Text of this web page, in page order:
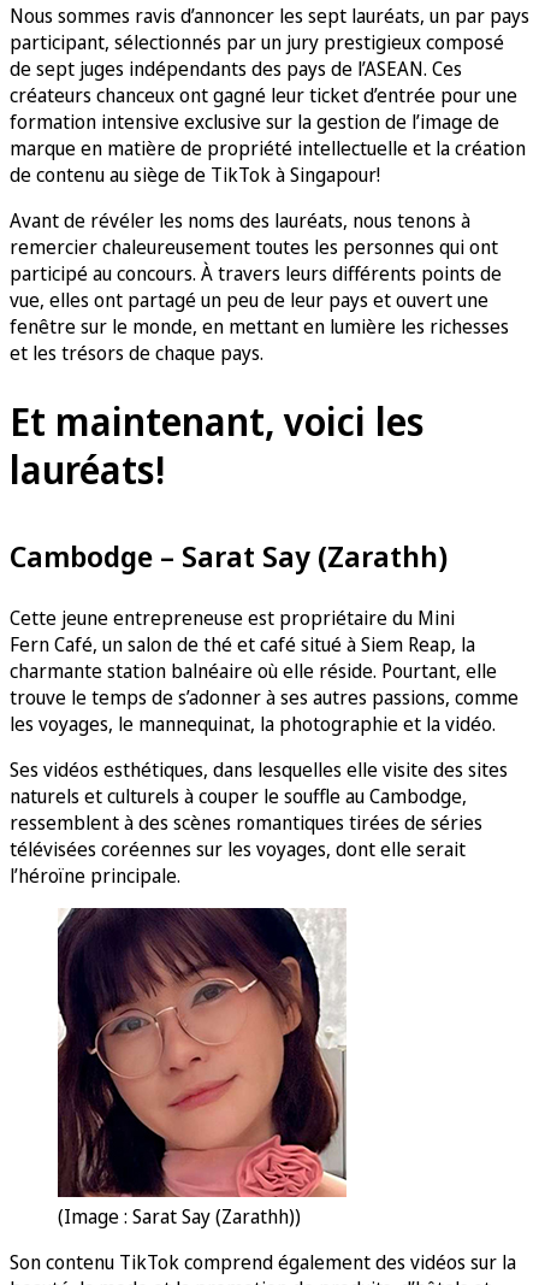
Nous sommes ravis d’annoncer les sept lauréats, un par pays
participant, sélectionnés par un jury prestigieux composé
de sept juges indépendants des pays de l’ASEAN. Ces
créateurs chanceux ont gagné leur ticket d’entrée pour une
formation intensive exclusive sur la gestion de l’image de
marque en matière de propriété intellectuelle et la création
de contenu au siège de TikTok à Singapour!
Avant de révéler les noms des lauréats, nous tenons à
remercier chaleureusement toutes les personnes qui ont
participé au concours. À travers leurs différents points de
vue, elles ont partagé un peu de leur pays et ouvert une
fenêtre sur le monde, en mettant en lumière les richesses
et les trésors de chaque pays.
Et maintenant, voici les
lauréats!
Cambodge – Sarat Say (Zarathh)
Cette jeune entrepreneuse est propriétaire du Mini
Fern Café, un salon de thé et café situé à Siem Reap, la
charmante station balnéaire où elle réside. Pourtant, elle
trouve le temps de s’adonner à ses autres passions, comme
les voyages, le mannequinat, la photographie et la vidéo.
Ses vidéos esthétiques, dans lesquelles elle visite des sites
naturels et culturels à couper le souffle au Cambodge,
ressemblent à des scènes romantiques tirées de séries
télévisées coréennes sur les voyages, dont elle serait
l’héroïne principale.
(Image : Sarat Say (Zarathh))
Son contenu TikTok comprend également des vidéos sur la